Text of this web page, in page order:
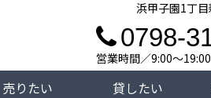
浜甲子園1丁
0798-
営業時間／9:00～
売りたい 貸したい